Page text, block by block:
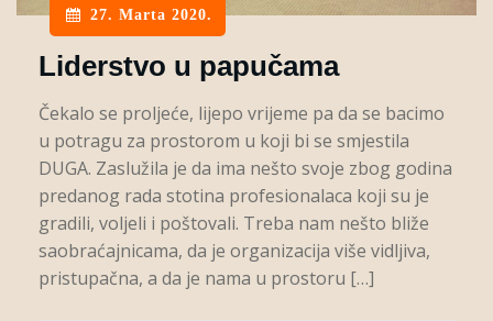
27. Marta 2020.
Liderstvo u papučama
Čekalo se proljeće, lijepo vrijeme pa da se bacimo
u potragu za prostorom u koji bi se smjestila
DUGA. Zaslužila je da ima nešto svoje zbog godina
predanog rada stotina profesionalaca koji su je
gradili, voljeli i poštovali. Treba nam nešto bliže
saobraćajnicama, da je organizacija više vidljiva,
pristupačna, a da je nama u prostoru […]